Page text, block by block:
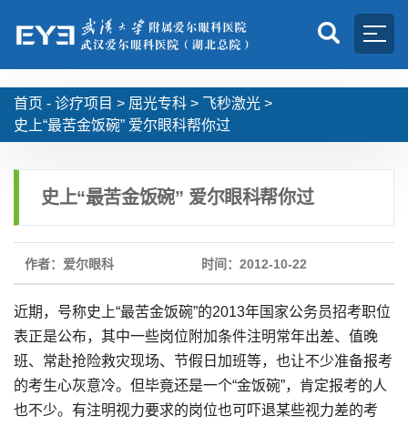
首页 - 诊疗项目 > 屈光专科 > 飞秒激光 >
史上“最苦金饭碗” 爱尔眼科帮你过
史上“最苦金饭碗” 爱尔眼科帮你过
作者：爱尔眼科 时间：2012-10-22
近期，号称史上“最苦金饭碗”的2013年国家公务员招考职位
表正是公布，其中一些岗位附加条件注明常年出差、值晚
班、常赴抢险救灾现场、节假日加班等，也让不少准备报考
的考生心灰意冷。但毕竟还是一个“金饭碗”，肯定报考的人
也不少。有注明视力要求的岗位也可吓退某些视力差的考